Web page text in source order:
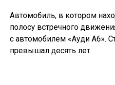
Автомобиль, в котором
полосу встречного
с автомобилем «Ауди А6».
превышал десять лет.